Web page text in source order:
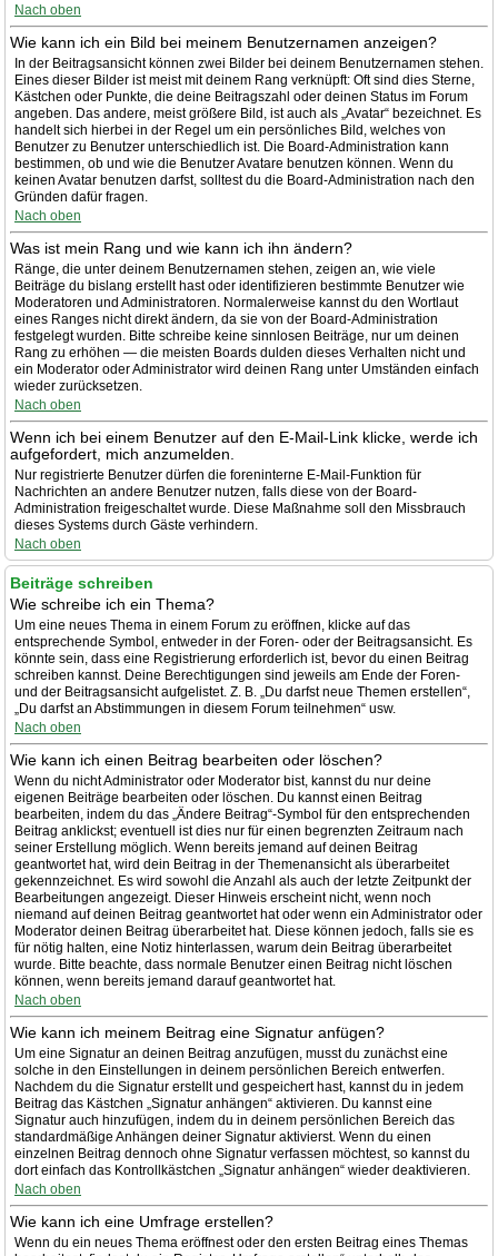
Nach oben
Wie kann ich ein Bild bei meinem Benutzernamen anzeigen?
In der Beitragsansicht können zwei Bilder bei deinem Benutzernamen stehen.
Eines dieser Bilder ist meist mit deinem Rang verknüpft: Oft sind dies Sterne,
Kästchen oder Punkte, die deine Beitragszahl oder deinen Status im Forum
angeben. Das andere, meist größere Bild, ist auch als „Avatar“ bezeichnet. Es
handelt sich hierbei in der Regel um ein persönliches Bild, welches von
Benutzer zu Benutzer unterschiedlich ist. Die Board-Administration kann
bestimmen, ob und wie die Benutzer Avatare benutzen können. Wenn du
keinen Avatar benutzen darfst, solltest du die Board-Administration nach den
Gründen dafür fragen.
Nach oben
Was ist mein Rang und wie kann ich ihn ändern?
Ränge, die unter deinem Benutzernamen stehen, zeigen an, wie viele
Beiträge du bislang erstellt hast oder identifizieren bestimmte Benutzer wie
Moderatoren und Administratoren. Normalerweise kannst du den Wortlaut
eines Ranges nicht direkt ändern, da sie von der Board-Administration
festgelegt wurden. Bitte schreibe keine sinnlosen Beiträge, nur um deinen
Rang zu erhöhen — die meisten Boards dulden dieses Verhalten nicht und
ein Moderator oder Administrator wird deinen Rang unter Umständen einfach
wieder zurücksetzen.
Nach oben
Wenn ich bei einem Benutzer auf den E-Mail-Link klicke, werde ich
aufgefordert, mich anzumelden.
Nur registrierte Benutzer dürfen die foreninterne E-Mail-Funktion für
Nachrichten an andere Benutzer nutzen, falls diese von der Board-
Administration freigeschaltet wurde. Diese Maßnahme soll den Missbrauch
dieses Systems durch Gäste verhindern.
Nach oben
Beiträge schreiben
Wie schreibe ich ein Thema?
Um eine neues Thema in einem Forum zu eröffnen, klicke auf das
entsprechende Symbol, entweder in der Foren- oder der Beitragsansicht. Es
könnte sein, dass eine Registrierung erforderlich ist, bevor du einen Beitrag
schreiben kannst. Deine Berechtigungen sind jeweils am Ende der Foren-
und der Beitragsansicht aufgelistet. Z. B. „Du darfst neue Themen erstellen“,
„Du darfst an Abstimmungen in diesem Forum teilnehmen“ usw.
Nach oben
Wie kann ich einen Beitrag bearbeiten oder löschen?
Wenn du nicht Administrator oder Moderator bist, kannst du nur deine
eigenen Beiträge bearbeiten oder löschen. Du kannst einen Beitrag
bearbeiten, indem du das „Ändere Beitrag“-Symbol für den entsprechenden
Beitrag anklickst; eventuell ist dies nur für einen begrenzten Zeitraum nach
seiner Erstellung möglich. Wenn bereits jemand auf deinen Beitrag
geantwortet hat, wird dein Beitrag in der Themenansicht als überarbeitet
gekennzeichnet. Es wird sowohl die Anzahl als auch der letzte Zeitpunkt der
Bearbeitungen angezeigt. Dieser Hinweis erscheint nicht, wenn noch
niemand auf deinen Beitrag geantwortet hat oder wenn ein Administrator oder
Moderator deinen Beitrag überarbeitet hat. Diese können jedoch, falls sie es
für nötig halten, eine Notiz hinterlassen, warum dein Beitrag überarbeitet
wurde. Bitte beachte, dass normale Benutzer einen Beitrag nicht löschen
können, wenn bereits jemand darauf geantwortet hat.
Nach oben
Wie kann ich meinem Beitrag eine Signatur anfügen?
Um eine Signatur an deinen Beitrag anzufügen, musst du zunächst eine
solche in den Einstellungen in deinem persönlichen Bereich entwerfen.
Nachdem du die Signatur erstellt und gespeichert hast, kannst du in jedem
Beitrag das Kästchen „Signatur anhängen“ aktivieren. Du kannst eine
Signatur auch hinzufügen, indem du in deinem persönlichen Bereich das
standardmäßige Anhängen deiner Signatur aktivierst. Wenn du einen
einzelnen Beitrag dennoch ohne Signatur verfassen möchtest, so kannst du
dort einfach das Kontrollkästchen „Signatur anhängen“ wieder deaktivieren.
Nach oben
Wie kann ich eine Umfrage erstellen?
Wenn du ein neues Thema eröffnest oder den ersten Beitrag eines Themas